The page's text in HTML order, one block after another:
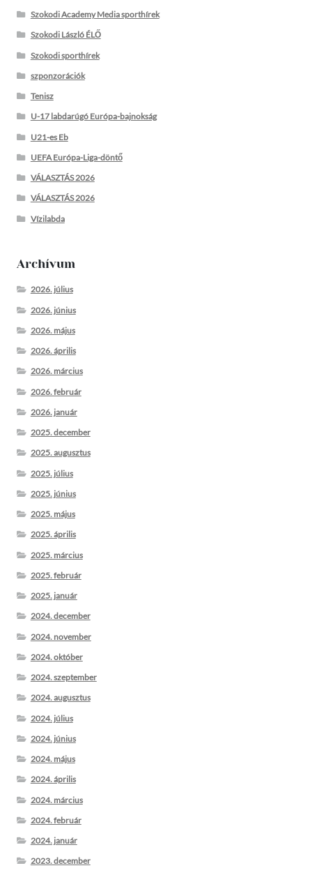
Szokodi Academy Media sporthírek
Szokodi László ÉLŐ
Szokodi sporthírek
szponzorációk
Tenisz
U-17 labdarúgó Európa-bajnokság
U21-es Eb
UEFA Európa-Liga-döntő
VÁLASZTÁS 2026
VÁLASZTÁS 2026
Vízilabda
Archívum
2026. július
2026. június
2026. május
2026. április
2026. március
2026. február
2026. január
2025. december
2025. augusztus
2025. július
2025. június
2025. május
2025. április
2025. március
2025. február
2025. január
2024. december
2024. november
2024. október
2024. szeptember
2024. augusztus
2024. július
2024. június
2024. május
2024. április
2024. március
2024. február
2024. január
2023. december